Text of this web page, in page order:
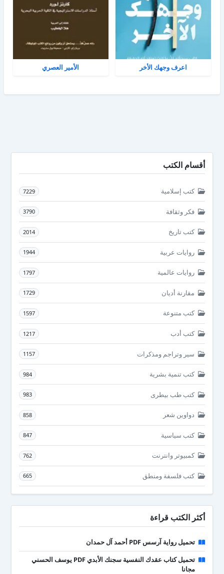
اعرف وجهك الأخر الأمير العصري
أقسام الكتب
كتب إسلامية 7229
فكر وثقافة 3790
كتب تاريخ 2014
روايات عربية 1944
روايات عالمية 1797
مقارنة أديان 1729
كتب متنوعة 1597
كتب أدب 1217
سير وتراجم ومذكرات 1157
كتب تنمية بشرية 984
كتب طب بيطرى 983
دواوين شعر 858
كتب سياسية 847
كمبيوتر وانترنت 762
كتب فلسفة ومنطق 665
أكثر الكتب قراءة
تحميل رواية آرسس PDF أحمد آل حمدان
تحميل كتاب عقدك النفسية سجنك الأبدي PDF يوسف الحسني
مجانا